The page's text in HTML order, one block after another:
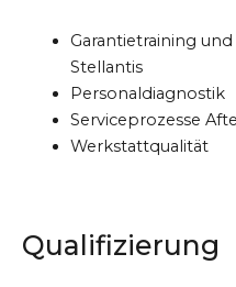
Garantietraining
Stellantis
Personaldiagnostik
Serviceprozesse
Werkstattqualität
Qualifizierung